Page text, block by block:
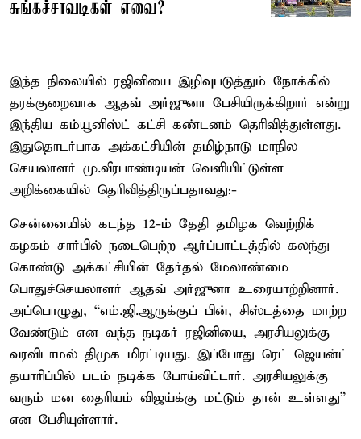
சுங்கச்சாவடிகள் எவை?
இந்த நிலையில் ரஜினியை இழிவுபடுத்தும் நோக்கில்
தரக்குறைவாக ஆதவ் அர்ஜுனா பேசியிருக்கிறார் என்று
இந்திய கம்யூனிஸ்ட் கட்சி கண்டனம் தெரிவித்துள்ளது.
இதுதொடர்பாக அக்கட்சியின் தமிழ்நாடு மாநில
செயலாளர் மு.வீரபாண்டியன் வெளியிட்டுள்ள
அறிக்கையில் தெரிவித்திருப்பதாவது:-
சென்னையில் கடந்த 12-ம் தேதி தமிழக வெற்றிக்
கழகம் சார்பில் நடைபெற்ற ஆர்ப்பாட்டத்தில் கலந்து
கொண்டு அக்கட்சியின் தேர்தல் மேலாண்மை
பொதுச்செயலாளர் ஆதவ் அர்ஜுனா உரையாற்றினார்.
அப்பொழுது, “எம்.ஜி.ஆருக்குப் பின், சிஸ்டத்தை மாற்ற
வேண்டும் என வந்த நடிகர் ரஜினியை, அரசியலுக்கு
வரவிடாமல் திமுக மிரட்டியது. இப்போது ரெட் ஜெயன்ட்
தயாரிப்பில் படம் நடிக்க போய்விட்டார். அரசியலுக்கு
வரும் மன தைரியம் விஜய்க்கு மட்டும் தான் உள்ளது”
என பேசியுள்ளார்.